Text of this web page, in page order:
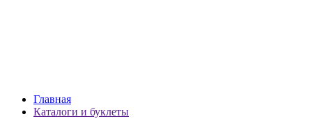
Главная
Каталоги и буклеты